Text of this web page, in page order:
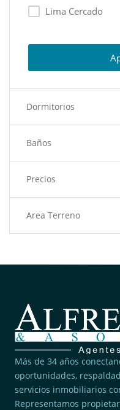
Lima Cercado
Lurigancho
La Molina
Pachacamac
La Victoria
Pueblo Libre
San Martin De
Pucusana
Lince
San Borja
Ancon
San Juan De
Dormitorios
Baños
Precios
Area Terreno
Más de 34 años
oportunidades,
servicios inmobiliarios
Representamos